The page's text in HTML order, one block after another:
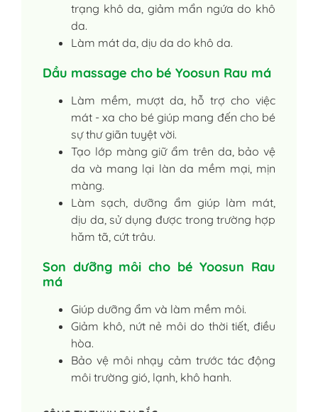
trạng khô da, giảm mẩn ngứa do khô
da.
Làm mát da, dịu da do khô da.
Dầu massage cho bé Yoosun Rau má
Làm mềm, mượt da, hỗ trợ cho việc
mát - xa cho bé giúp mang đến cho bé
sự thư giãn tuyệt vời.
Tạo lớp màng giữ ẩm trên da, bảo vệ
da và mang lại làn da mềm mại, mịn
màng.
Làm sạch, dưỡng ẩm giúp làm mát,
dịu da, sử dụng được trong trường hợp
hăm tã, cứt trâu.
Son dưỡng môi cho bé Yoosun Rau
má
Giúp dưỡng ẩm và làm mềm môi.
Giảm khô, nứt nẻ môi do thời tiết, điều
hòa.
Bảo vệ môi nhạy cảm trước tác động
môi trường gió, lạnh, khô hanh.